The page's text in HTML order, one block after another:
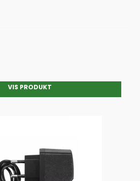
VIS PRODUKT